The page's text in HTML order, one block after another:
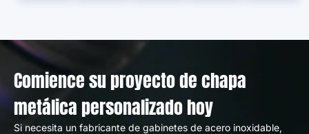
Comience su proyecto de chapa
metálica personalizado hoy
Si necesita un fabricante de gabinetes de acero inoxidable,